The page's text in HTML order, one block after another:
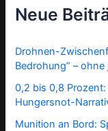
Neue
Drohnen-
Bedrohung” – ohne
0,2 bis 0,8
Hungersnot-
Munition an Bord: